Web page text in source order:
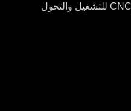
سهل الاستخدام لأداة القطع CNC للتشغيل والتحول